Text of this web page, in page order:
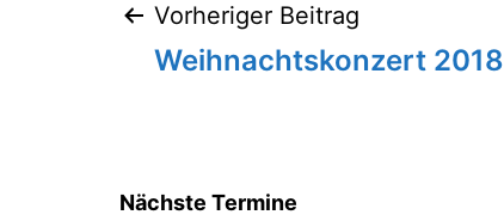
Beitragsnavigation
Vorheriger Beitrag
Weihnachtskonzert 2018
Nächste Termine